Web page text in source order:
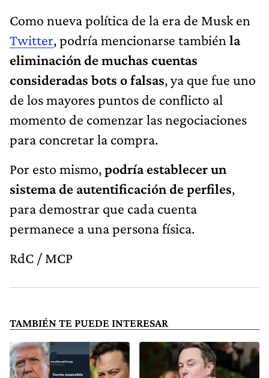
Como nueva política de la era de Musk en
Twitter, podría mencionarse también la
eliminación de muchas cuentas
consideradas bots o falsas, ya que fue uno
de los mayores puntos de conflicto al
momento de comenzar las negociaciones
para concretar la compra.
Por esto mismo,podría establecer un
sistema de autentificación de perfiles,
para demostrar que cada cuenta
permanece a una persona física.
RdC / MCP
TAMBIÉN TE PUEDE INTERESAR